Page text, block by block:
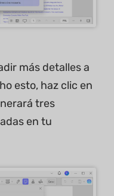
más detalles a
esto, haz clic en
tres
en tu